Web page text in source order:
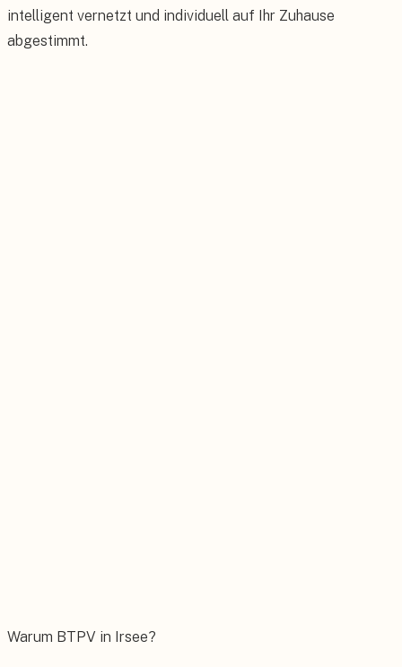
intelligent vernetzt und individuell auf Ihr Zuhause
abgestimmt.
Warum BTPV in Irsee?